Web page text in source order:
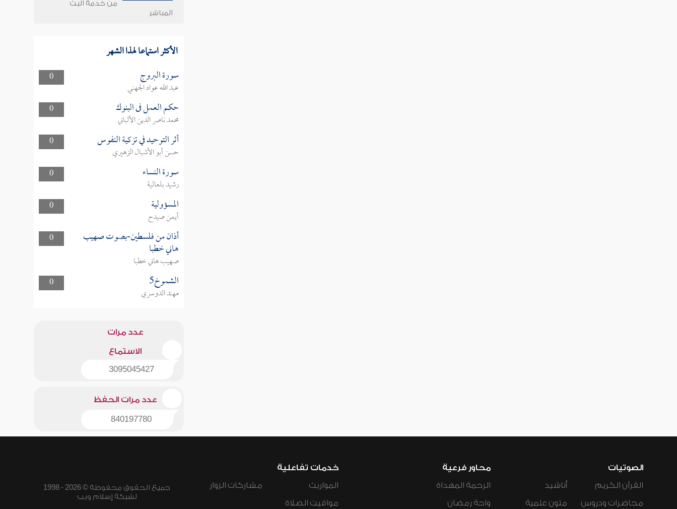
من خدمة البث
المباشر
الأكثر استماعا لهذا الشهر
0 سورة البروج
عبد الله عواد الجهني
0
حكم العمل فى البنوك
محمد ناصر الدين الألباني
0
أثر التوحيد في تزكية النفوس
حسن أبو الأشبال الزهيري
0
سورة النساء
رشيد بلعالية
0
المسؤولية
أيمن صيدح
0
أذان من فلسطين-بصوت صهيب
هاني خطبا
صهيب هاني خطبا
0
الشموخ5
مهند الدوسري
عدد مرات
الاستماع
3095045427
عدد مرات الحفظ
840197780
الصوتيات
القرآن الكريم
محاضرات ودروس
أناشيد
متون علمية
محاور فرعية
الرحمة المهداة
واحة رمضان
خدمات تفاعلية
المواريث
مواقيت الصلاة
مشاركات الزوار
جميع الحقوق محفوظة © 2026 - 1998
لشبكة إسلام ويب